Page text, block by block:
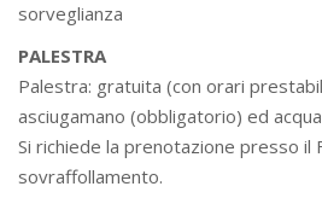
sorveglianza
PALESTRA
Palestra: gratuita (con orari
asciugamano (obbligatorio) ed
Si richiede la prenotazione presso
sovraffollamento.